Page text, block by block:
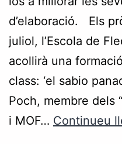
d’elaboració. Els
juliol, l’Escola de
acollirà una
class: ‘el sabio
Poch, membre dels
i MOF… Continueu